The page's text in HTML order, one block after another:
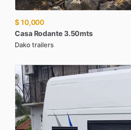
$ 10,000
Casa Rodante3.50mts
Dako trailers